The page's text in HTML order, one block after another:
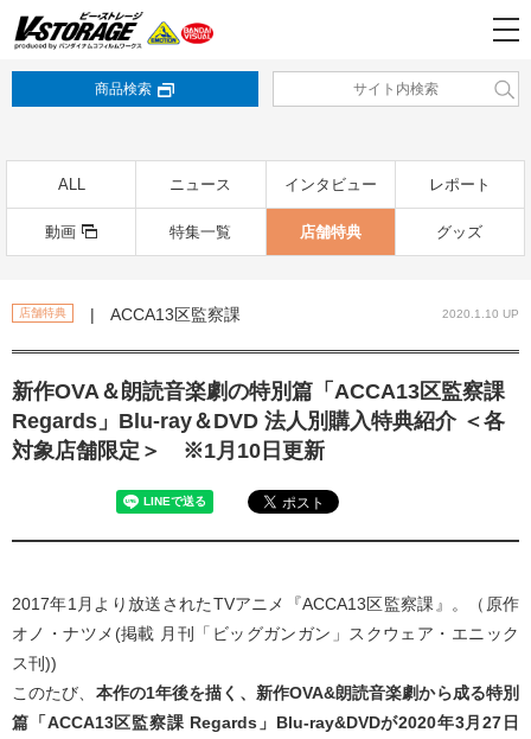
商品検索
ALL ニュース インタビュー レポート
動画 特集一覧 店舗特典 グッズ
店舗特典 | ACCA13区監察課 2020.1.10 UP
新作OVA＆朗読音楽劇の特別篇「ACCA13区監察課
Regards」Blu-ray＆DVD 法人別購入特典紹介 ＜各
対象店舗限定＞ ※1月10日更新
2017年1月より放送されたTVアニメ『ACCA13区監察課』。（原作
オノ・ナツメ(掲載 月刊「ビッグガンガン」スクウェア・エニック
ス刊))
このたび、 本作の1年後を描く、新作OVA&朗読音楽劇から成る特別
篇「ACCA13区監察課 Regards」Blu-ray&DVDが2020年3月27日